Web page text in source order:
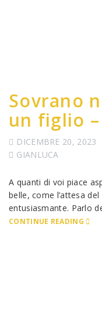
Sovrano
un figlio –
DICEMBRE 20, 2023
GIANLUCA
A quanti di voi piace
belle, come l’attesa
entusiasmante. Parlo
CONTINUE READING